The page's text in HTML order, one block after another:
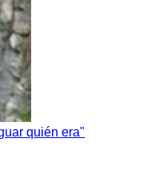
quién era"